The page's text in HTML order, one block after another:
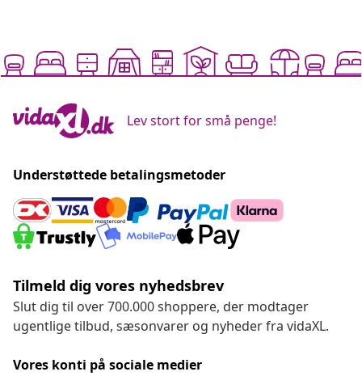
Lev stort for små penge!
Understøttede betalingsmetoder
Tilmeld dig vores nyhedsbrev
Slut dig til over 700.000 shoppere, der modtager
ugentlige tilbud, sæsonvarer og nyheder fra vidaXL.
Vores konti på sociale medier